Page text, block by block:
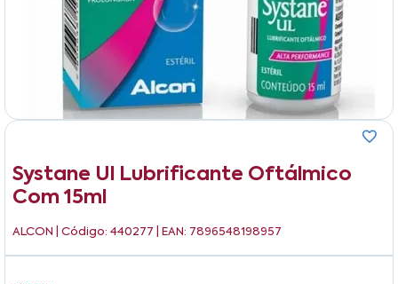
Systane Ul Lubrificante Oftálmico
Com 15ml
ALCON | Código: 440277 | EAN: 7896548198957